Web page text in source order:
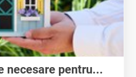
necesare pentru...